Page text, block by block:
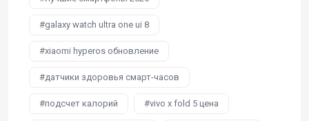
galaxy watch ultra one ui 8
xiaomi hyperos обновление
датчики здоровья смарт-часов
подсчет калорий vivo x fold 5 цена